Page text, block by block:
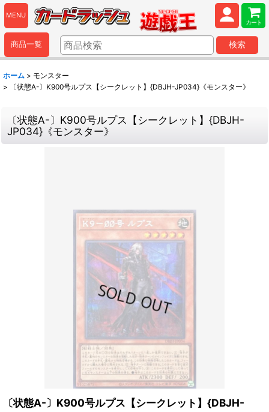
MENU
カート
商品一覧 検索
ホーム > モンスター
>
〔状態A-〕K900号ルプス【シークレット】{DBJH-JP034}《モンスター》
〔状態A-〕K900号ルプス【シークレット】{DBJH-
JP034}《モンスター》
〔状態A-〕K900号ルプス【シークレット】{DBJH-